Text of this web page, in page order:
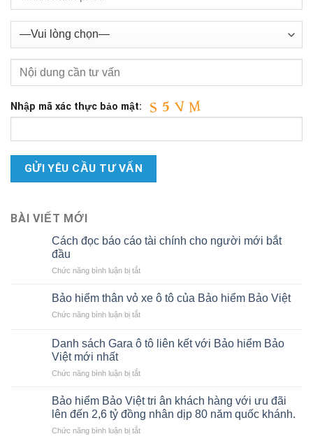
Nhập mã xác thực bảo mật:
BÀI VIẾT MỚI
Cách đọc báo cáo tài chính cho người mới bắt
đầu
Chức năng bình luận bị tắtở
cáo
chính
mới
đầu
Bảo hiểm thân vỏ xe ô tô của Bảo hiểm Bảo Việt
Chức năng bình luận bị tắtở
hiểm
thân
xe
tô
Bảo
hiểm
Danh sách Gara ô tô liên kết với Bảo hiểm Bảo
Việt mới nhất
Chức năng bình luận bị tắtở
sách
Gara
ô
tô
Bảo hiểm Bảo Việt tri ân khách hàng với ưu đãi
lên đến 2,6 tỷ đồng nhân dịp 80 năm quốc khánh.
Chức năng bình luận bị tắtở